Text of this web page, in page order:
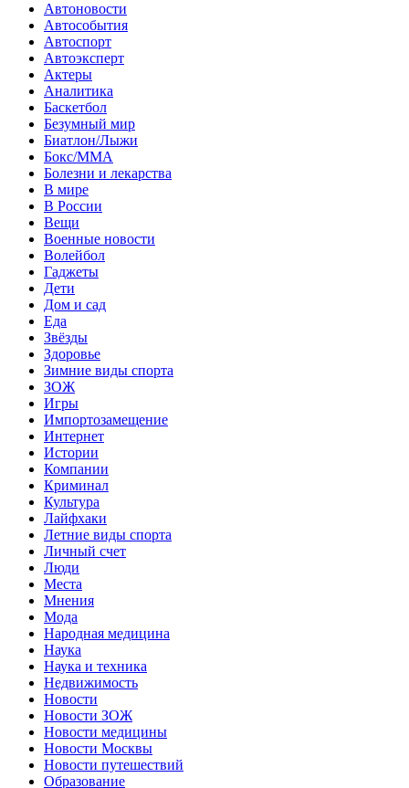
Автоновости
Автособытия
Автоспорт
Автоэксперт
Актеры
Аналитика
Баскетбол
Безумный мир
Биатлон/Лыжи
Бокс/MMA
Болезни и лекарства
В мире
В России
Вещи
Военные новости
Волейбол
Гаджеты
Дети
Дом и сад
Еда
Звёзды
Здоровье
Зимние виды спорта
ЗОЖ
Игры
Импортозамещение
Интернет
Истории
Компании
Криминал
Культура
Лайфхаки
Летние виды спорта
Личный счет
Люди
Места
Мнения
Мода
Народная медицина
Наука
Наука и техника
Недвижимость
Новости
Новости ЗОЖ
Новости медицины
Новости Москвы
Новости путешествий
Образование